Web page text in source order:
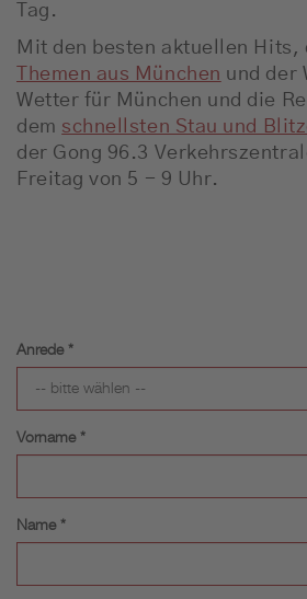
Tag.
Mit den besten aktuellen Hits,
Themen aus München und der
Wetter für München und die
dem schnellsten Stau und
der Gong 96.3
Freitag von 5 - 9 Uhr.
Anrede *
Vorname *
Name *